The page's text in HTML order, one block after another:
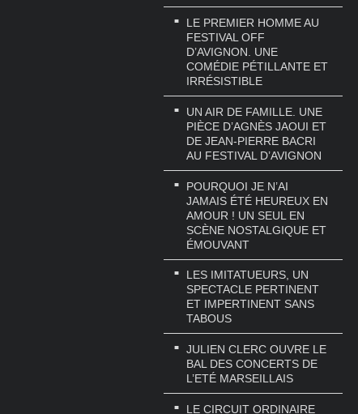
LE PREMIER HOMME AU
FESTIVAL OFF
D’AVIGNON. UNE
COMÉDIE PÉTILLANTE ET
IRRÉSISTIBLE
UN AIR DE FAMILLE. UNE
PIÈCE D’AGNÈS JAOUI ET
DE JEAN-PIERRE BACRI
AU FESTIVAL D’AVIGNON
POURQUOI JE N’AI
JAMAIS ÉTÉ HEUREUX EN
AMOUR ! UN SEUL EN
SCÈNE NOSTALGIQUE ET
ÉMOUVANT
LES IMITATUEURS, UN
SPECTACLE PERTINENT
ET IMPERTINENT SANS
TABOUS
JULIEN CLERC OUVRE LE
BAL DES CONCERTS DE
L’ETÉ MARSEILLAIS
LE CIRCUIT ORDINAIRE